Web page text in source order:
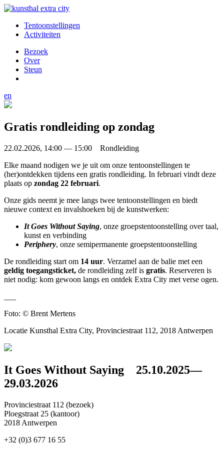
Tentoonstellingen
Activiteiten
Bezoek
Over
Steun
en
Gratis rondleiding op zondag
22.02.2026, 14:00 — 15:00 Rondleiding
Elke maand nodigen we je uit om onze tentoonstellingen te
(her)ontdekken tijdens een gratis rondleiding. In februari vindt deze
plaats op zondag 22 februari.
Onze gids neemt je mee langs twee tentoonstellingen en biedt
nieuwe context en invalshoeken bij de kunstwerken:
It Goes Without Saying, onze groepstentoonstelling over taal,
kunst en verbinding
Periphery, onze semipermanente groepstentoonstelling
De rondleiding start om 14 uur. Verzamel aan de balie met een
geldig toegangsticket, de rondleiding zelf is gratis. Reserveren is
niet nodig: kom gewoon langs en ontdek Extra City met verse ogen.
Foto: © Brent Mertens
Locatie Kunsthal Extra City, Provinciestraat 112, 2018 Antwerpen
It Goes Without Saying 25.10.2025—
29.03.2026
Provinciestraat 112 (bezoek)
Ploegstraat 25 (kantoor)
2018 Antwerpen
+32 (0)3 677 16 55